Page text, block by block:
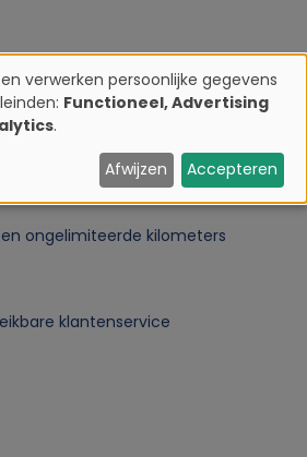
tot 48 uur van te voren
ongelimiteerde kilometers
klantenservice
verwerken persoonlijke gegevens
Functioneel, Advertising
.
Afwijzen Accepteren